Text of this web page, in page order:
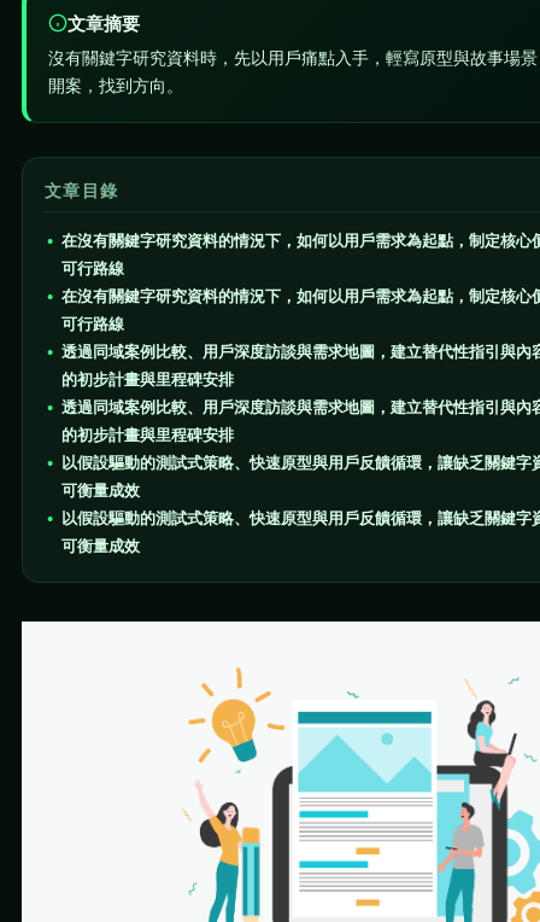
文章摘要
沒有關鍵字研究資料時，先以用戶痛點入手，輕寫原型與故事場
開案，找到方向。
文章目錄
在沒有關鍵字研究資料的情況下，如何以用戶需求為起點，制定核心
可行路線
在沒有關鍵字研究資料的情況下，如何以用戶需求為起點，制定核心
可行路線
透過同域案例比較、用戶深度訪談與需求地圖，建立替代性指引與內
的初步計畫與里程碑安排
透過同域案例比較、用戶深度訪談與需求地圖，建立替代性指引與內
的初步計畫與里程碑安排
以假設驅動的測試式策略、快速原型與用戶反饋循環，讓缺乏關鍵字
可衡量成效
以假設驅動的測試式策略、快速原型與用戶反饋循環，讓缺乏關鍵字
可衡量成效